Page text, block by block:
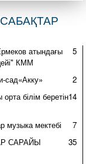
атындағы
КММ
5
сад«Акку»
2
білім беретін14
музыка мектебі
7
САРАЙЫ 35